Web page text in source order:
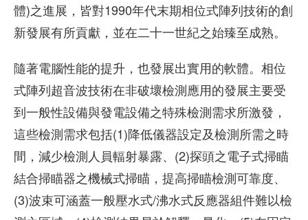
體)之進展，皆對1990年代末期相位式陣列技術的創
新發展有所貢獻，並在二十一世紀之始臻至成熟。
隨著電腦性能的提升，也發展出實用的軟體。相位
式陣列超音波技術在非破壞檢測應用的發展主要受
到一般性設備與發電設備之特殊檢測需求所激發，
這些檢測需求包括(1)降低儀器設定及檢測所需之時
間，減少檢測人員輻射暴露、(2)探頭之電子式掃瞄
結合掃瞄器之機械式掃瞄，提高掃瞄檢測可靠度、
(3)波束可涵蓋一般壓水式/沸水式反應器組件難以檢